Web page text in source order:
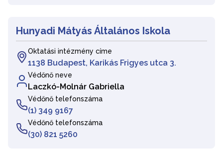
Hunyadi Mátyás Általános Iskola
Oktatási intézmény címe
1138 Budapest, Karikás Frigyes utca 3.
Védőnő neve
Laczkó-Molnár Gabriella
Védőnő telefonszáma
(1) 349 9167
Védőnő telefonszáma
(30) 821 5260